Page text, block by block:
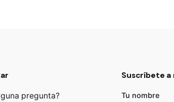
pregunta?
Suscríbete
Tu nombre